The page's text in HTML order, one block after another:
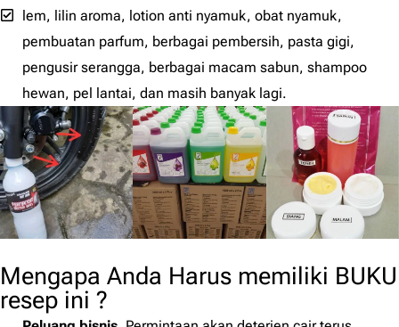
lem, lilin aroma, lotion anti nyamuk, obat nyamuk,
pembuatan parfum, berbagai pembersih, pasta gigi,
pengusir serangga, berbagai macam sabun, shampoo
hewan, pel lantai, dan masih banyak lagi.
Mengapa Anda Harus memiliki BUKU
resep ini ?